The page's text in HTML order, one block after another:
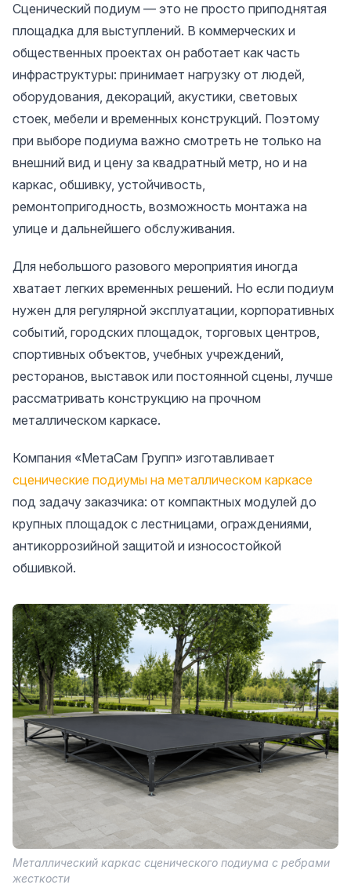
Сценический подиум — это не просто приподнятая
площадка для выступлений. В коммерческих и
общественных проектах он работает как часть
инфраструктуры: принимает нагрузку от людей,
оборудования, декораций, акустики, световых
стоек, мебели и временных конструкций. Поэтому
при выборе подиума важно смотреть не только на
внешний вид и цену за квадратный метр, но и на
каркас, обшивку, устойчивость,
ремонтопригодность, возможность монтажа на
улице и дальнейшего обслуживания.
Для небольшого разового мероприятия иногда
хватает легких временных решений. Но если подиум
нужен для регулярной эксплуатации, корпоративных
событий, городских площадок, торговых центров,
спортивных объектов, учебных учреждений,
ресторанов, выставок или постоянной сцены, лучше
рассматривать конструкцию на прочном
металлическом каркасе.
Компания «МетаСам Групп» изготавливает
сценические подиумы на металлическом каркасе
под задачу заказчика: от компактных модулей до
крупных площадок с лестницами, ограждениями,
антикоррозийной защитой и износостойкой
обшивкой.
Металлический каркас сценического подиума с ребрами
жесткости